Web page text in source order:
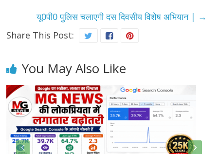
यू0पी0 पुलिस चलाएगी दस दिवसीय विशेष अभियान | →
Share This Post:
You May Also Like